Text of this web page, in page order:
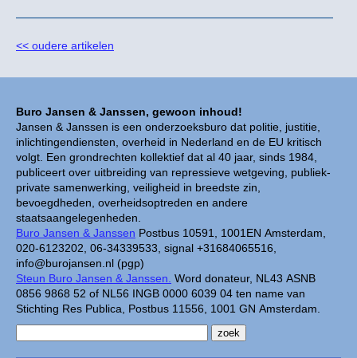
Buro Jansen & Janssen, gewoon inhoud!
Jansen & Janssen is een onderzoeksburo dat politie, justitie,
inlichtingendiensten, overheid in Nederland en de EU kritisch
volgt. Een grondrechten kollektief dat al 40 jaar, sinds 1984,
publiceert over uitbreiding van repressieve wetgeving, publiek-
private samenwerking, veiligheid in breedste zin,
bevoegdheden, overheidsoptreden en andere
staatsaangelegenheden.
Buro Jansen & Janssen Postbus 10591, 1001EN Amsterdam,
020-6123202, 06-34339533, signal +31684065516,
info@burojansen.nl (pgp)
Steun Buro Jansen & Janssen. Word donateur, NL43 ASNB
0856 9868 52 of NL56 INGB 0000 6039 04 ten name van
Stichting Res Publica, Postbus 11556, 1001 GN Amsterdam.
<< oudere artikelen